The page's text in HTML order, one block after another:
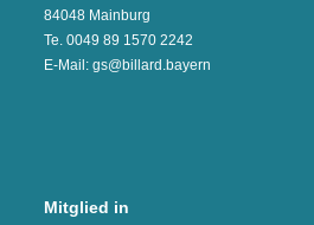
84048 Mainburg
Te. 0049 89 1570 2242
E-Mail: gs@billard.bayern
Mitglied in